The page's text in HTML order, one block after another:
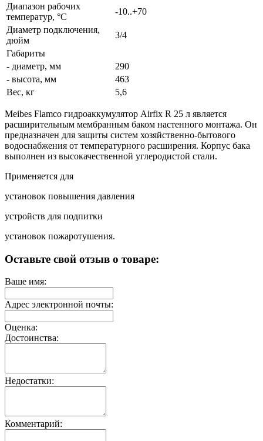
Диапазон рабочих
температур, °С
-10..+70
Диаметр подключения,
дюйм
3/4
Габариты
- диаметр, мм
290
- высота, мм
463
Вес, кг
5,6
Meibes Flamco гидроаккумулятор Airfix R 25 л является
расширительным мембранным баком настенного монтажа. Он
предназначен для защиты систем хозяйственно-бытового
водоснабжения от температурного расширения. Корпус бака
выполнен из высокачественной углеродистой стали.
Применяется для
установок повышения давления
устройств для подпитки
установок пожаротушения.
Оставьте свой отзыв о товаре:
Ваше имя:
Адрес электронной почты:
Оценка:
Достоинства:
Недостатки:
Комментарий: